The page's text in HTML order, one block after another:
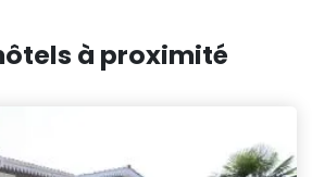
à proximité